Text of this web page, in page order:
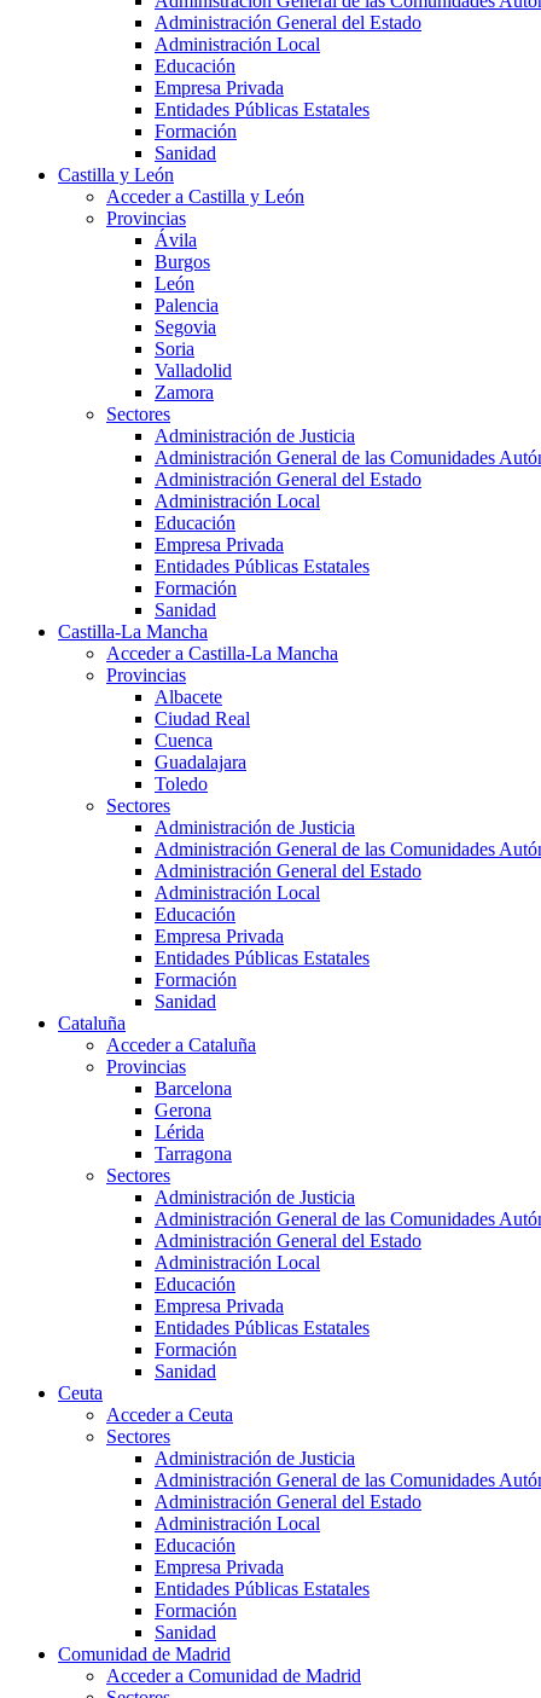
Administración General del Estado
Administración Local
Educación
Empresa Privada
Entidades Públicas Estatales
Formación
Sanidad
Castilla y León
Acceder a Castilla y León
Provincias
Ávila
Burgos
León
Palencia
Segovia
Soria
Valladolid
Zamora
Sectores
Administración de Justicia
Administración General de las Comunidades
Administración General del Estado
Administración Local
Educación
Empresa Privada
Entidades Públicas Estatales
Formación
Sanidad
Castilla-La Mancha
Acceder a Castilla-La Mancha
Provincias
Albacete
Ciudad Real
Cuenca
Guadalajara
Toledo
Sectores
Administración de Justicia
Administración General de las Comunidades
Administración General del Estado
Administración Local
Educación
Empresa Privada
Entidades Públicas Estatales
Formación
Sanidad
Cataluña
Acceder a Cataluña
Provincias
Barcelona
Gerona
Lérida
Tarragona
Sectores
Administración de Justicia
Administración General de las Comunidades
Administración General del Estado
Administración Local
Educación
Empresa Privada
Entidades Públicas Estatales
Formación
Sanidad
Ceuta
Acceder a Ceuta
Sectores
Administración de Justicia
Administración General de las Comunidades
Administración General del Estado
Administración Local
Educación
Empresa Privada
Entidades Públicas Estatales
Formación
Sanidad
Comunidad de Madrid
Acceder a Comunidad de Madrid